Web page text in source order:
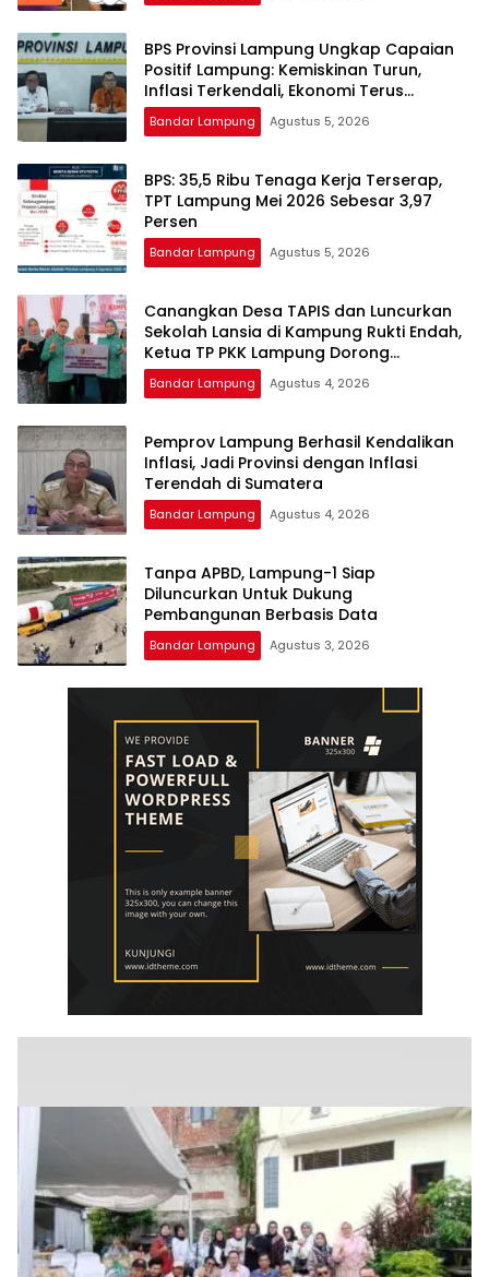
BPS Provinsi Lampung Ungkap Capaian
Positif Lampung: Kemiskinan Turun,
Inflasi Terkendali, Ekonomi Terus
Tumbuh
Bandar Lampung Agustus 5, 2026
BPS: 35,5 Ribu Tenaga Kerja Terserap,
TPT Lampung Mei 2026 Sebesar 3,97
Persen
Bandar Lampung Agustus 5, 2026
Canangkan Desa TAPIS dan Luncurkan
Sekolah Lansia di Kampung Rukti Endah,
Ketua TP PKK Lampung Dorong
Pembangunan SDM Dimulai dari Desa
Bandar Lampung Agustus 4, 2026
Pemprov Lampung Berhasil Kendalikan
Inflasi, Jadi Provinsi dengan Inflasi
Terendah di Sumatera
Bandar Lampung Agustus 4, 2026
Tanpa APBD, Lampung-1 Siap
Diluncurkan Untuk Dukung
Pembangunan Berbasis Data
Bandar Lampung Agustus 3, 2026